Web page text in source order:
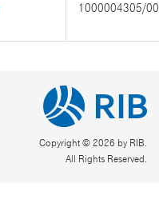
1000004305/
Copyright © 2026 by RIB.
All Rights Reserved.